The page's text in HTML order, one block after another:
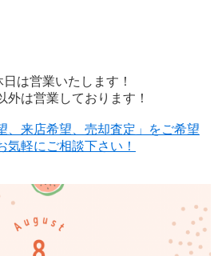
は営業いたします！
は営業しております！
、来店希望、売却査定」をご希望
気軽にご相談下さい！